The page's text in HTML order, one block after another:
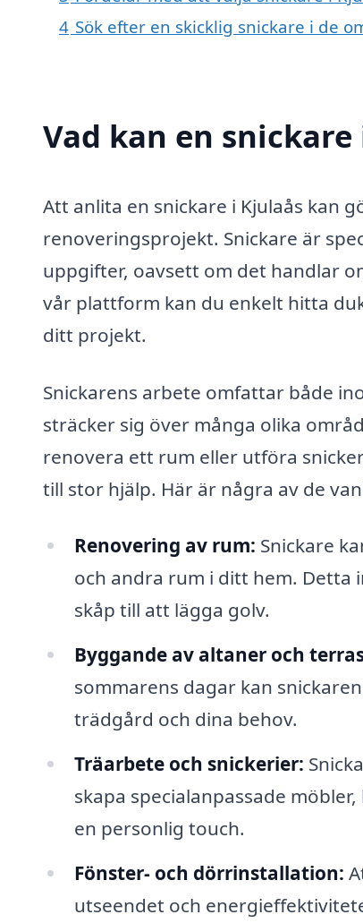
4 Sök efter en skicklig snickare i de
Vad kan en
Att anlita en snickare i Kjulaås kan
renoveringsprojekt. Snickare är
uppgifter, oavsett om det handlar
vår plattform kan du enkelt hitta
ditt projekt.
Snickarens arbete omfattar både
sträcker sig över många olika
renovera ett rum eller utföra
till stor hjälp. Här är några av de
Renovering av rum: Snickare
och andra rum i ditt hem. Detta
skåp till att lägga golv.
Byggande av altaner och
sommarens dagar kan
trädgård och dina behov.
Träarbete och snickerier:
skapa specialanpassade
en personlig touch.
Fönster- och dörrinstallation:
utseendet och